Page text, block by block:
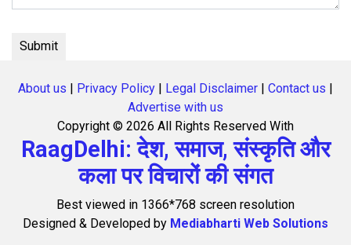
About us | Privacy Policy | Legal Disclaimer | Contact us |
Advertise with us
Copyright © 2026 All Rights Reserved With
RaagDelhi: देश, समाज, संस्कृति और
कला पर विचारों की संगत
Best viewed in 1366*768 screen resolution
Designed & Developed by Mediabharti Web Solutions